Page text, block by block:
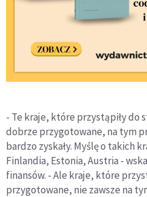
- Te kraje, które przystąpiły do
dobrze przygotowane, na tym
bardzo zyskały. Myślę o takich
Finlandia, Estonia, Austria -
finansów. - Ale kraje, które
przygotowane, nie zawsze na